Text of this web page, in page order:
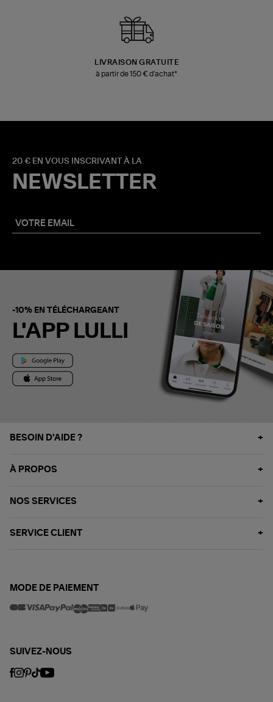
LIVRAISON GRATUITE
à partir de 150 € d'achat*
20 € EN VOUS INSCRIVANT À LA
NEWSLETTER
-10% EN TÉLÉCHARGEANT
L'APP LULLI
BESOIN D'AIDE ?
À PROPOS
NOS SERVICES
SERVICE CLIENT
MODE DE PAIEMENT
SUIVEZ-NOUS